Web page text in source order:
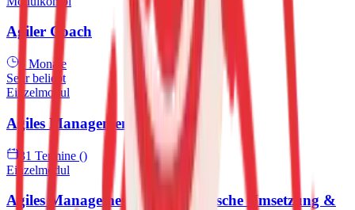
Agiler Coach
6 Monate
Sehr beliebt
Einzelmodul
Agiles Management
31 Termine ()
Einzelmodul
Agiles Management II – Strategische Umsetzung &